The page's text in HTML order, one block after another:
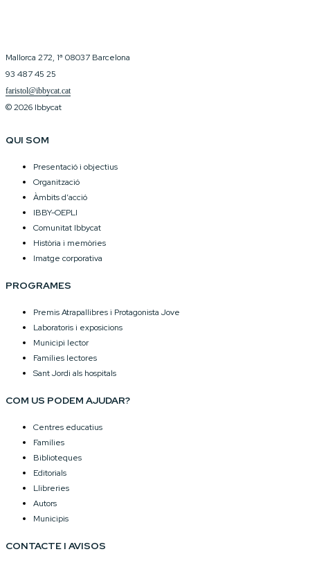
Mallorca 272, 1ª 08037 Barcelona
93 487 45 25
faristol@ibbycat.cat
© 2026 Ibbycat
QUI SOM
Presentació i objectius
Organització
Àmbits d’acció
IBBY-OEPLI
Comunitat Ibbycat
Història i memòries
Imatge corporativa
PROGRAMES
Premis Atrapallibres i Protagonista Jove
Laboratoris i exposicions
Municipi lector
Famílies lectores
Sant Jordi als hospitals
COM US PODEM AJUDAR?
Centres educatius
Famílies
Biblioteques
Editorials
Llibreries
Autors
Municipis
CONTACTE I AVISOS